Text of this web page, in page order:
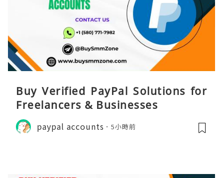
Buy Verified PayPal Solutions for
Freelancers & Businesses
paypal accounts 5小時前